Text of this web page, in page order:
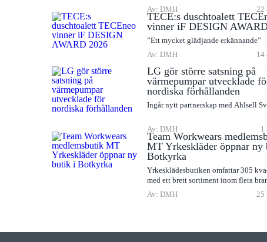
Av: DMH
22
TECE:s duschtoalett
vinner iF DESIGN
”Ett mycket glädjande erkännande”
Av: DMH
14
LG gör större satsning på
värmepumpar utvecklade
nordiska förhållanden
Ingår nytt partnerskap med Ahlsell
Av: DMH 1
Team Workwears
MT Yrkeskläder öppnar ny
Botkyrka
Yrkesklädesbutiken omfattar 305
med ett brett sortiment inom flera
Av: DMH
25